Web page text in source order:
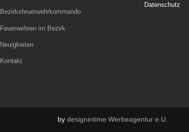
Bezirksfeuerwehrkommando
Feuerwehren im Bezirk
Neuigkeiten
Kontakt
Datenschutz
by designintime Werbeagentur e.U.